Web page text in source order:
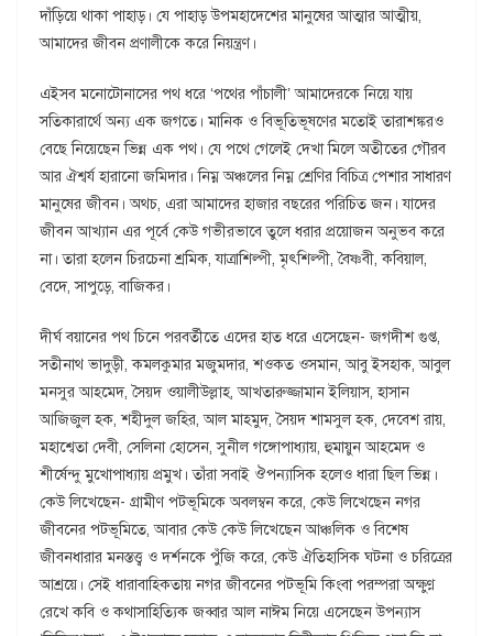
দাঁড়িয়ে থাকা পাহাড়। যে পাহাড় উপমহাদেশের মানুষের আত্মার আত্মীয়,
আমাদের জীবন প্রণালীকে করে নিয়ন্ত্রণ।
এইসব মনোটোনাসের পথ ধরে ‘পথের পাঁচালী’ আমাদেরকে নিয়ে যায়
সতিকারার্থে অন্য এক জগতে। মানিক ও বিভূতিভূষণের মতোই তারাশঙ্করও
বেছে নিয়েছেন ভিন্ন এক পথ। যে পথে গেলেই দেখা মিলে অতীতের গৌরব
আর ঐশ্বর্য হারানো জমিদার। নিম্ন অঞ্চলের নিম্ন শ্রেণির বিচিত্র পেশার সাধারণ
মানুষের জীবন। অথচ, এরা আমাদের হাজার বছরের পরিচিত জন। যাদের
জীবন আখ্যান এর পূর্বে কেউ গভীরভাবে তুলে ধরার প্রয়োজন অনুভব করে
না। তারা হলেন চিরচেনা শ্রমিক, যাত্রাশিল্পী, মৃৎশিল্পী, বৈষ্ণবী, কবিয়াল,
বেদে, সাপুড়ে, বাজিকর।
দীর্ঘ বয়ানের পথ চিনে পরবর্তীতে এদের হাত ধরে এসেছেন- জগদীশ গুপ্ত,
সতীনাথ ভাদুড়ী, কমলকুমার মজুমদার, শওকত ওসমান, আবু ইসহাক, আবুল
মনসুর আহমেদ, সৈয়দ ওয়ালীউল্লাহ, আখতারুজ্জামান ইলিয়াস, হাসান
আজিজুল হক, শহীদুল জহির, আল মাহমুদ, সৈয়দ শামসুল হক, দেবেশ রায়,
মহাশ্বেতা দেবী, সেলিনা হোসেন, সুনীল গঙ্গোপাধ্যায়, হুমায়ুন আহমেদ ও
শীর্ষেন্দু মুখোপাধ্যায় প্রমুখ। তাঁরা সবাই ঔপন্যাসিক হলেও ধারা ছিল ভিন্ন।
কেউ লিখেছেন- গ্রামীণ পটভূমিকে অবলম্বন করে, কেউ লিখেছেন নগর
জীবনের পটভূমিতে, আবার কেউ কেউ লিখেছেন আঞ্চলিক ও বিশেষ
জীবনধারার মনস্তত্ত্ব ও দর্শনকে পুঁজি করে, কেউ ঐতিহাসিক ঘটনা ও চরিত্রের
আশ্রয়ে। সেই ধারাবাহিকতায় নগর জীবনের পটভূমি কিংবা পরম্পরা অক্ষুণ্ণ
রেখে কবি ও কথাসাহিত্যিক জব্বার আল নাঈম নিয়ে এসেছেন উপন্যাস